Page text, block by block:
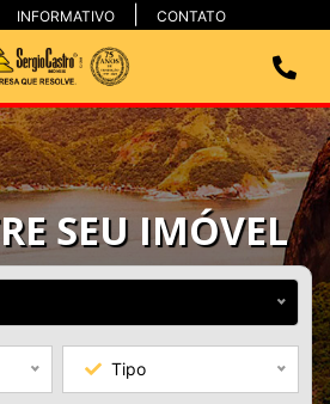
INFORMATIVO CONTATO
SEU IMÓVEL
Tipo